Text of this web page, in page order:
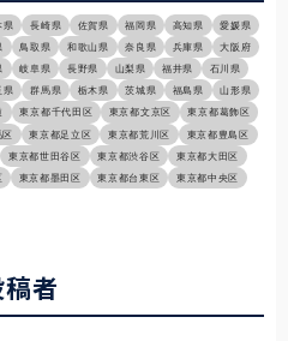
県 長崎県 佐賀県 福岡県 高知県
愛媛県
鳥取県 和歌山県 奈良県 兵庫県
大阪府
岐阜県 長野県 山梨県 福井県
石川県
県 群馬県 栃木県 茨城県 福島県
山形県
東京都千代田区 東京都文京区
東京都葛飾区
区 東京都足立区 東京都荒川区
東京都豊島区
東京都世田谷区 東京都渋谷区
東京都大田区
東京都墨田区 東京都台東区
東京都中央区
者